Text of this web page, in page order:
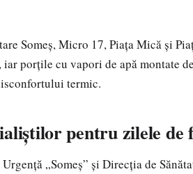
Someș, Micro 17, Piața Mică și
porțile cu vapori de apă montate
termic.
pentru zilele de
„Someș” și Direcția de